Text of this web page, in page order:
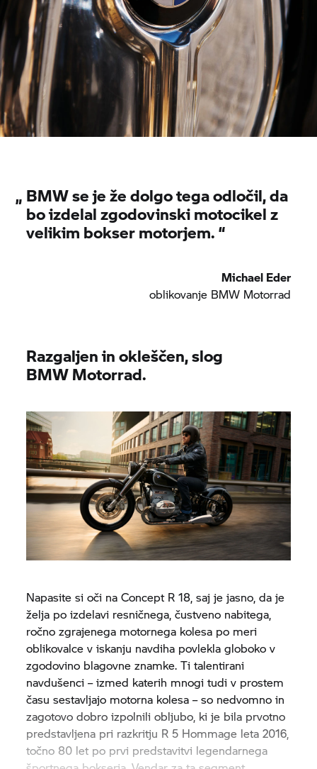
„ BMW se je že dolgo tega odločil, da
bo izdelal zgodovinski motocikel z
velikim bokser motorjem. “
Michael Eder
oblikovanje BMW Motorrad
Razgaljen in okleščen, slog
BMW Motorrad.
Napasite si oči na Concept R 18, saj je jasno, da je
želja po izdelavi resničnega, čustveno nabitega,
ročno zgrajenega motornega kolesa po meri
oblikovalce v iskanju navdiha povlekla globoko v
zgodovino blagovne znamke. Ti talentirani
navdušenci – izmed katerih mnogi tudi v prostem
času sestavljajo motorna kolesa – so nedvomno in
zagotovo dobro izpolnili obljubo, ki je bila prvotno
predstavljena pri razkritju R 5 Hommage leta 2016,
točno 80 let po prvi predstavitvi legendarnega